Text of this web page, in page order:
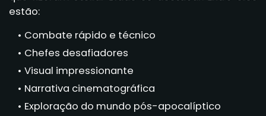
estão:
Combate rápido e técnico
Chefes desafiadores
Visual impressionante
Narrativa cinematográfica
Exploração do mundo pós-apocalíptico